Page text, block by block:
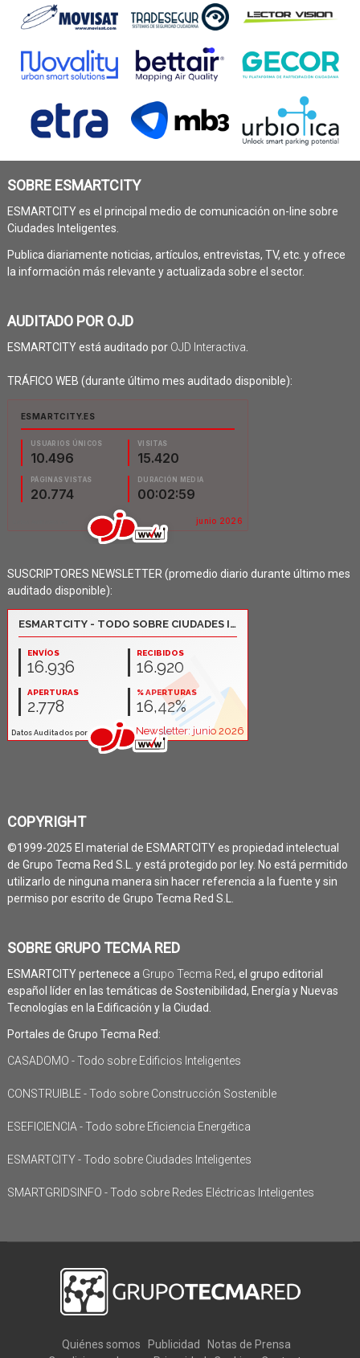
SOBRE ESMARTCITY
ESMARTCITY es el principal medio de comunicación on-line sobre
Ciudades Inteligentes.
Publica diariamente noticias, artículos, entrevistas, TV, etc. y ofrece
la información más relevante y actualizada sobre el sector.
AUDITADO POR OJD
ESMARTCITY está auditado por OJD Interactiva
TRÁFICO WEB (durante último mes auditado disponible):
SUSCRIPTORES NEWSLETTER (promedio diario durante último mes
auditado disponible):
COPYRIGHT
©1999-2025 El material de ESMARTCITY es propiedad intelectual
de Grupo Tecma Red S.L. y está protegido por ley. No está permitido
utilizarlo de ninguna manera sin hacer referencia a la fuente y sin
permiso por escrito de Grupo Tecma Red S.L.
SOBRE GRUPO TECMA RED
ESMARTCITY pertenece a Grupo Tecma Red, el grupo editorial
español líder en las temáticas de Sostenibilidad, Energía y Nuevas
Tecnologías en la Edificación y la Ciudad.
Portales de Grupo Tecma Red:
CASADOMO - Todo sobre Edificios Inteligentes
CONSTRUIBLE - Todo sobre Construcción Sostenible
ESEFICIENCIA - Todo sobre Eficiencia Energética
ESMARTCITY - Todo sobre Ciudades Inteligentes
SMARTGRIDSINFO - Todo sobre Redes Eléctricas Inteligentes
Quiénes somos Publicidad
Notas de Prensa